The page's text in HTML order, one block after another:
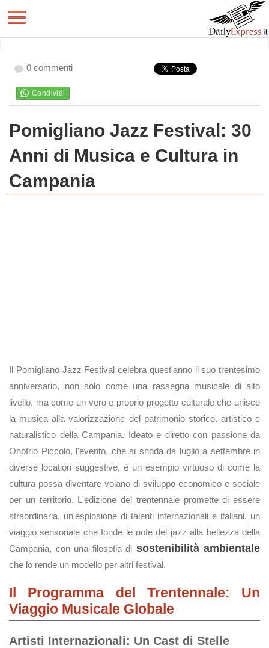
0 commenti
Pomigliano Jazz Festival: 30
Anni di Musica e Cultura in
Campania
Il Pomigliano Jazz Festival celebra quest'anno il suo trentesimo
anniversario, non solo come una rassegna musicale di alto
livello, ma come un vero e proprio progetto culturale che unisce
la musica alla valorizzazione del patrimonio storico, artistico e
naturalistico della Campania. Ideato e diretto con passione da
Onofrio Piccolo, l'evento, che si snoda da luglio a settembre in
diverse location suggestive, è un esempio virtuoso di come la
cultura possa diventare volano di sviluppo economico e sociale
per un territorio. L'edizione del trentennale promette di essere
straordinaria, un'esplosione di talenti internazionali e italiani, un
viaggio sensoriale che fonde le note del jazz alla bellezza della
Campania, con una filosofia di sostenibilità ambientale
che lo rende un modello per altri festival.
Il Programma del Trentennale: Un
Viaggio Musicale Globale
Artisti Internazionali: Un Cast di Stelle